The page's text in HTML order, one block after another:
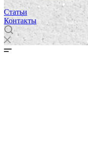
Статьи
Контакты